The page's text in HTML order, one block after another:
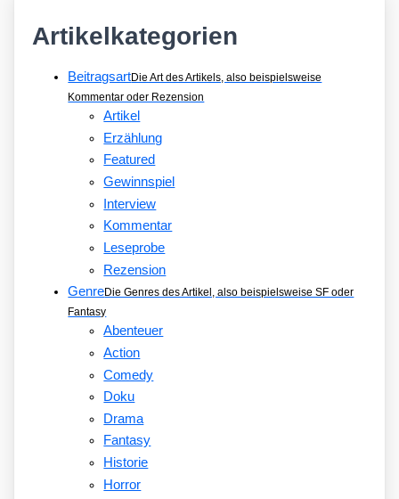
Artikelkategorien
BeitragsartDie Art des Artikels, also beispielsweise
Kommentar oder Rezension
Artikel
Erzählung
Featured
Gewinnspiel
Interview
Kommentar
Leseprobe
Rezension
GenreDie Genres des Artikel, also beispielsweise SF oder
Fantasy
Abenteuer
Action
Comedy
Doku
Drama
Fantasy
Historie
Horror